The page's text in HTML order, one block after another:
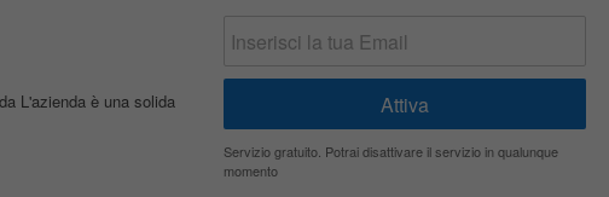
L'azienda è una solida
Servizio gratuito. Potrai disattivare il servizio in qualunque
momento